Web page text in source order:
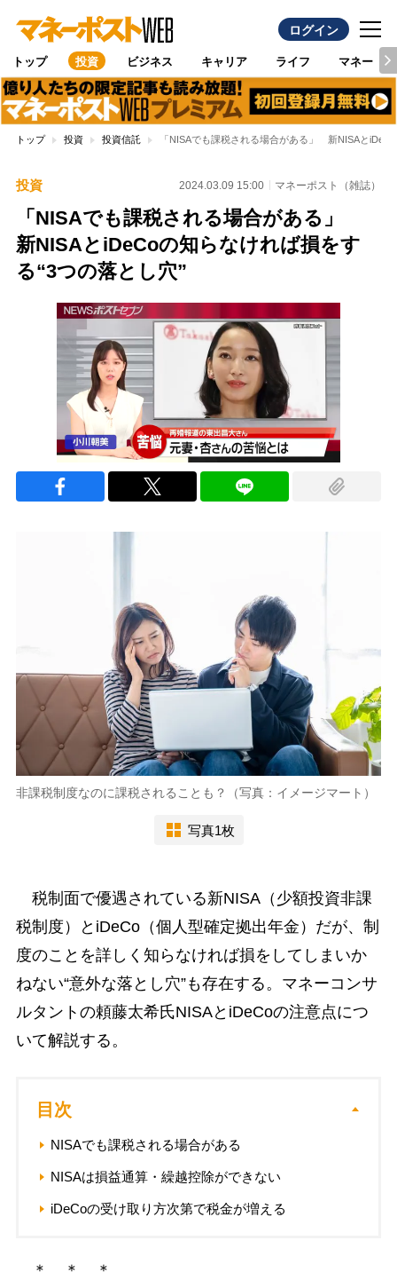
ログイン
トップ 投資 ビジネス キャリア ライフ マネー
トップ 投資 投資信託 「NISAでも課税される場合がある」 新NISAと
投資 2024.03.09 15:00 マネーポスト（雑誌）
「NISAでも課税される場合がある」
新NISAとiDeCoの知らなければ損をす
る“3つの落とし穴”
非課税制度なのに課税されることも？（写真：イメージマート）
写真1枚
税制面で優遇されている新NISA（少額投資非課
税制度）とiDeCo（個人型確定拠出年金）だが、制
度のことを詳しく知らなければ損をしてしまいか
ねない“意外な落とし穴”も存在する。マネーコンサ
ルタントの頼藤太希氏NISAとiDeCoの注意点につ
いて解説する。
目次
NISAでも課税される場合がある
NISAは損益通算・繰越控除ができない
iDeCoの受け取り方次第で税金が増える
＊ ＊ ＊